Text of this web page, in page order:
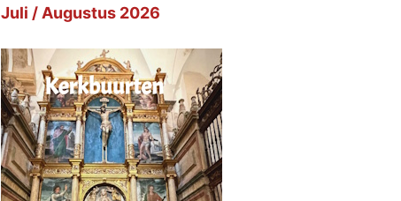
Juli / Augustus 2026